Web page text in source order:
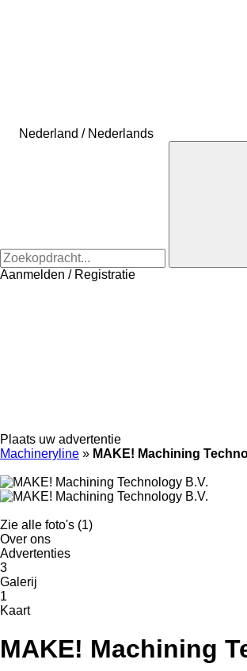
Nederland / Nederlands
Aanmelden / Registratie
Plaats uw advertentie
Machineryline » MAKE! Machining
Zie alle foto's (1)
Over ons
Advertenties
3
Galerij
1
Kaart
MAKE! Machining